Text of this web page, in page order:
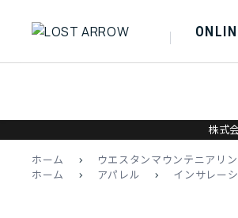
株式
ホーム > ウエスタンマウンテニアリ
ホーム
> アパレル > インサレー